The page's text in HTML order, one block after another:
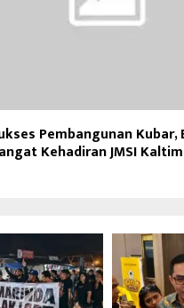
Pembangunan Kubar,
Kehadiran JMSI Kaltim